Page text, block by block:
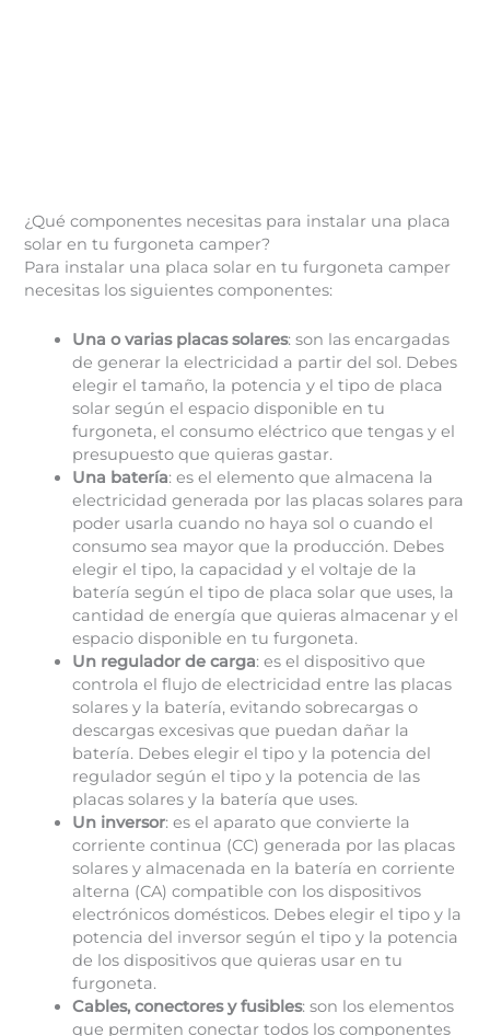
¿Qué componentes necesitas para instalar una placa
solar en tu furgoneta camper?
Para instalar una placa solar en tu furgoneta camper
necesitas los siguientes componentes:
Una o varias placas solares: son las encargadas
de generar la electricidad a partir del sol. Debes
elegir el tamaño, la potencia y el tipo de placa
solar según el espacio disponible en tu
furgoneta, el consumo eléctrico que tengas y el
presupuesto que quieras gastar.
Una batería: es el elemento que almacena la
electricidad generada por las placas solares para
poder usarla cuando no haya sol o cuando el
consumo sea mayor que la producción. Debes
elegir el tipo, la capacidad y el voltaje de la
batería según el tipo de placa solar que uses, la
cantidad de energía que quieras almacenar y el
espacio disponible en tu furgoneta.
Un regulador de carga: es el dispositivo que
controla el flujo de electricidad entre las placas
solares y la batería, evitando sobrecargas o
descargas excesivas que puedan dañar la
batería. Debes elegir el tipo y la potencia del
regulador según el tipo y la potencia de las
placas solares y la batería que uses.
Un inversor: es el aparato que convierte la
corriente continua (CC) generada por las placas
solares y almacenada en la batería en corriente
alterna (CA) compatible con los dispositivos
electrónicos domésticos. Debes elegir el tipo y la
potencia del inversor según el tipo y la potencia
de los dispositivos que quieras usar en tu
furgoneta.
Cables, conectores y fusibles: son los elementos
que permiten conectar todos los componentes